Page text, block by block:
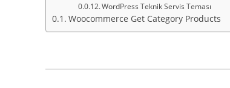
WordPress Teknik Servis Teması
Woocommerce Get Category Products